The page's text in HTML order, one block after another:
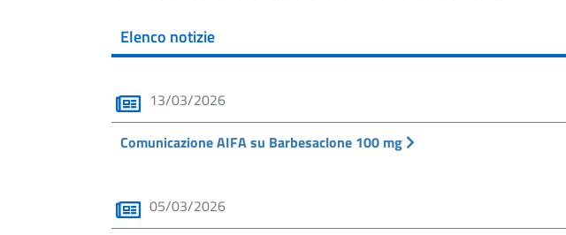
Elenco notizie
13/03/2026
Comunicazione AIFA su Barbesaclone 100 mg
05/03/2026